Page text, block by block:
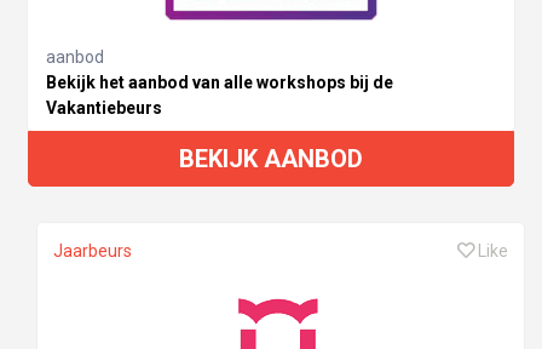
aanbod
Bekijk het aanbod van alle workshops bij de
Vakantiebeurs
BEKIJK AANBOD
Jaarbeurs Like